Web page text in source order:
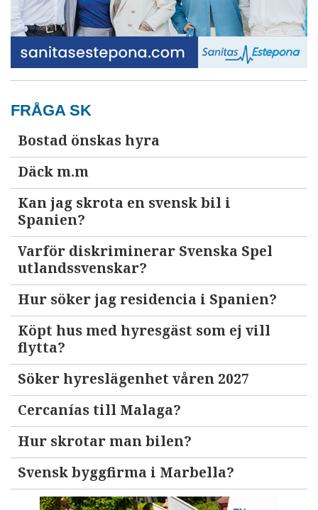
FRÅGA SK
Bostad önskas hyra
Däck m.m
Kan jag skrota en svensk bil i
Spanien?
Varför diskriminerar Svenska Spel
utlandssvenskar?
Hur söker jag residencia i Spanien?
Köpt hus med hyresgäst som ej vill
flytta?
Söker hyreslägenhet våren 2027
Cercanías till Malaga?
Hur skrotar man bilen?
Svensk byggfirma i Marbella?